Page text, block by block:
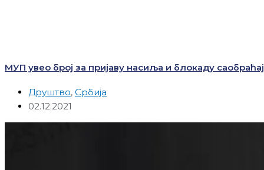
МУП увео број за пријаву насиља и блокаду
Друштво, Србија
02.12.2021